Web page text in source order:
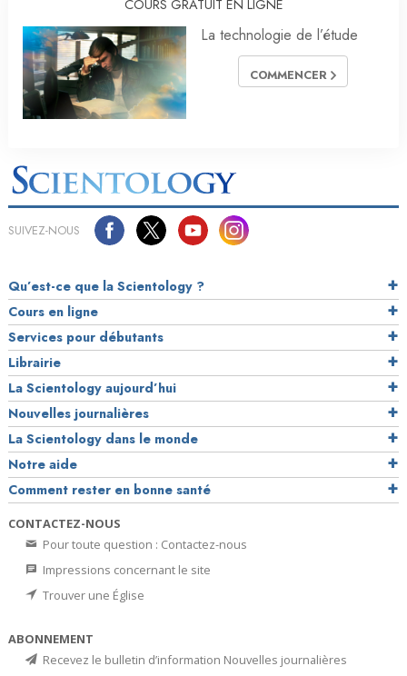
COURS GRATUIT EN LIGNE
La technologie de l’étude
COMMENCER
SUIVEZ-NOUS
Qu’est-ce que la Scientology ?
Cours en ligne
Services pour débutants
Librairie
La Scientology aujourd’hui
Nouvelles journalières
La Scientology dans le monde
Notre aide
Comment rester en bonne santé
CONTACTEZ-NOUS
Pour toute question : Contactez-nous
Impressions concernant le site
Trouver une Église
ABONNEMENT
Recevez le bulletin d’information Nouvelles journalières